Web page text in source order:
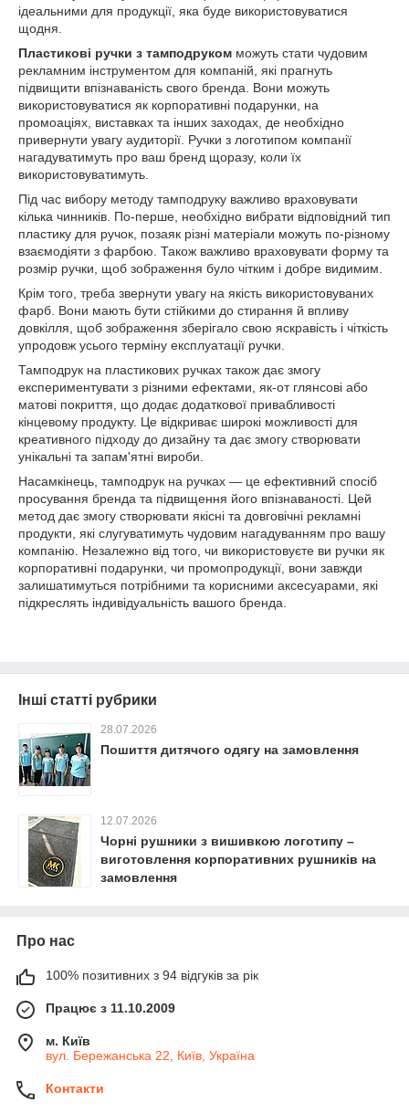
ідеальними для продукції, яка буде використовуватися
щодня.
Пластикові ручки з тамподруком можуть стати чудовим
рекламним інструментом для компаній, які прагнуть
підвищити впізнаваність свого бренда. Вони можуть
використовуватися як корпоративні подарунки, на
промоаціях, виставках та інших заходах, де необхідно
привернути увагу аудиторії. Ручки з логотипом компанії
нагадуватимуть про ваш бренд щоразу, коли їх
використовуватимуть.
Під час вибору методу тамподруку важливо враховувати
кілька чинників. По-перше, необхідно вибрати відповідний тип
пластику для ручок, позаяк різні матеріали можуть по-різному
взаємодіяти з фарбою. Також важливо враховувати форму та
розмір ручки, щоб зображення було чітким і добре видимим.
Крім того, треба звернути увагу на якість використовуваних
фарб. Вони мають бути стійкими до стирання й впливу
довкілля, щоб зображення зберігало свою яскравість і чіткість
упродовж усього терміну експлуатації ручки.
Тамподрук на пластикових ручках також дає змогу
експериментувати з різними ефектами, як-от глянсові або
матові покриття, що додає додаткової привабливості
кінцевому продукту. Це відкриває широкі можливості для
креативного підходу до дизайну та дає змогу створювати
унікальні та запам'ятні вироби.
Насамкінець, тамподрук на ручках — це ефективний спосіб
просування бренда та підвищення його впізнаваності. Цей
метод дає змогу створювати якісні та довговічні рекламні
продукти, які слугуватимуть чудовим нагадуванням про вашу
компанію. Незалежно від того, чи використовуєте ви ручки як
корпоративні подарунки, чи промопродукції, вони завжди
залишатимуться потрібними та корисними аксесуарами, які
підкреслять індивідуальність вашого бренда.
Інші статті рубрики
28.07.2026
Пошиття дитячого одягу на замовлення
12.07.2026
Чорні рушники з вишивкою логотипу –
виготовлення корпоративних рушників на
замовлення
Про нас
100% позитивних з 94 відгуків за рік
Працює з 11.10.2009
м. Київ
вул. Бережанська 22, Київ, Україна
Контакти